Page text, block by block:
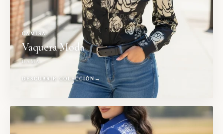
CAMISA
Vaquera Moda
DAMA
DESCUBRIR COLECCIÓN→